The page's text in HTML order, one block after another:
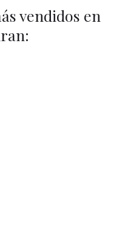
vendidos en